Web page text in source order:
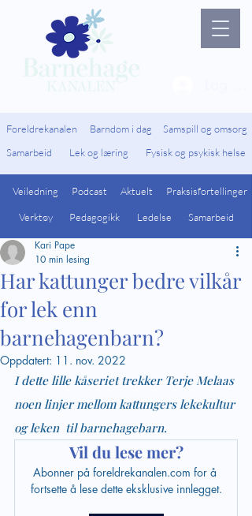
Foreldrekanalen Barndom i dag
Samspill og omsorg
Samarbeid
Lek og læring Fysisk og psykisk helse
Veiledning
Verktøy
Podcast
Pedagogikk
Aktuelt Praksisfortellinger
Ledelse Samarbeid
Har kattunger bedre vilkår
for lek enn
barnehagenbarn?
Kari Pape
10 min lesing
Oppdatert: 11. nov. 2022
I dette lille kåseriet trekker Terje Melaas
noen linjer mellom kattungers lekekultur
og leken  til barnehagebarn.
Vil du lese mer?
Abonner på foreldrekanalen.com for å
fortsette å lese dette eksklusive innlegget.